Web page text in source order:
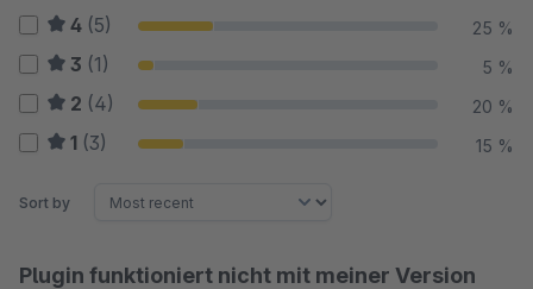
4 (5) 25 %
3 (1) 5 %
2 (4) 20 %
1 (3) 15 %
Sort by
Plugin funktioniert nicht mit meiner Version